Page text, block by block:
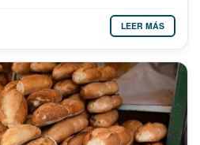
LEER MÁS